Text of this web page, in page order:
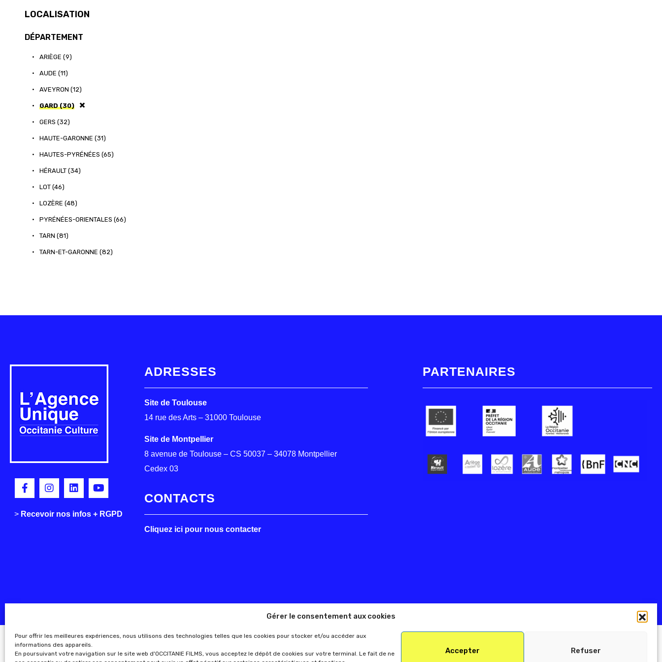
Gérer le consentement aux cookies
Pour offrir les meilleures expériences, nous utilisons des technologies telles que les cookies pour stocker et/ou accéder aux
informations des appareils.
En poursuivant votre navigation sur le site web d'OCCITANIE FILMS, vous acceptez le dépôt de cookies sur votre terminal. Le fait de ne
Accepter Refuser
LOCALISATION
DÉPARTEMENT
• ARIÈGE (9)
• AUDE (11)
• AVEYRON (12)
• GARD (30)
• GERS (32)
• HAUTE-GARONNE (31)
• HAUTES-PYRÉNÉES (65)
• HÉRAULT (34)
• LOT (46)
• LOZÈRE (48)
• PYRÉNÉES-ORIENTALES (66)
• TARN (81)
• TARN-ET-GARONNE (82)
> Recevoir nos infos + RGPD
ADRESSES
Site de Toulouse
14 rue des Arts – 31000 Toulouse
Site de Montpellier
8 avenue de Toulouse – CS 50037 – 34078 Montpellier
Cedex 03
CONTACTS
Cliquez ici pour nous contacter
PARTENAIRES